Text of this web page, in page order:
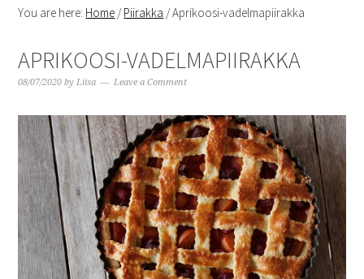
You are here: Home /Piirakka /Aprikoosi-vadelmapiirakka
APRIKOOSI-VADELMAPIIRAKKA
08/07/2020 byLiisa Leave a Comment